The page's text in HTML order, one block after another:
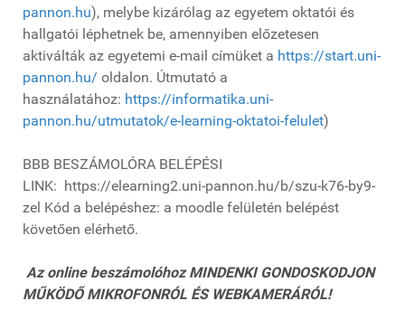
pannon.hu), melybe kizárólag az egyetem oktatói és
hallgatói léphetnek be, amennyiben előzetesen
aktiválták az egyetemi e-mail címüket a https://start.uni-
pannon.hu/ oldalon. Útmutató a
használatához: https://informatika.uni-
pannon.hu/utmutatok/e-learning-oktatoi-felulet)
BBB BESZÁMOLÓRA BELÉPÉSI
LINK: https://elearning2.uni-pannon.hu/b/szu-k76-by9-
zel Kód a belépéshez: a moodle felületén belépést
követően elérhető.
Az online beszámolóhoz MINDENKI GONDOSKODJON
MŰKÖDŐ MIKROFONRÓL ÉS WEBKAMERÁRÓL!